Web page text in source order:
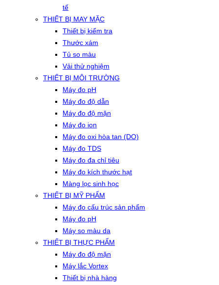
tế
THIẾT BỊ MAY MẶC
Thiết bị kiểm tra
Thước xám
Tủ so màu
Vải thử nghiệm
THIẾT BỊ MÔI TRƯỜNG
Máy đo pH
Máy đo độ dẫn
Máy đo độ mặn
Máy đo ion
Máy đo oxi hòa tan (DO)
Máy đo TDS
Máy đo đa chỉ tiêu
Máy đo kích thước hạt
Màng lọc sinh học
THIẾT BỊ MỸ PHẨM
Máy đo cấu trúc sản phẩm
Máy đo pH
Máy so màu da
THIẾT BỊ THỰC PHẨM
Máy đo độ mặn
Máy lắc Vortex
Thiết bị nhà hàng